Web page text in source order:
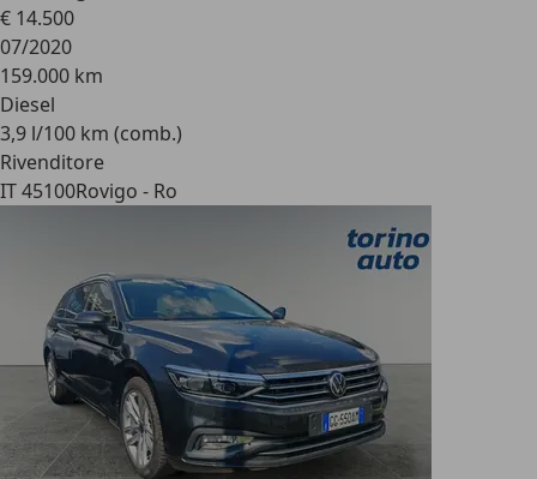
€ 14.500
07/2020
159.000 km
Diesel
3,9 l/100 km (comb.)
Rivenditore
IT 45100Rovigo - Ro